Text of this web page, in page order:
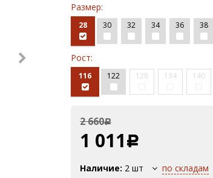
Размер:
28 30 32 34 36 38
Рост:
116 122 128 134 140
2 660Р
1 011 Р
Наличие: 2 шт по складам